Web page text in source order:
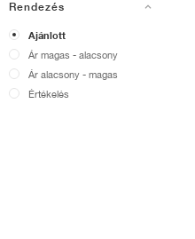
Rendezés
Ajánlott
Ár magas - alacsony
Ár alacsony - magas
Értékelés